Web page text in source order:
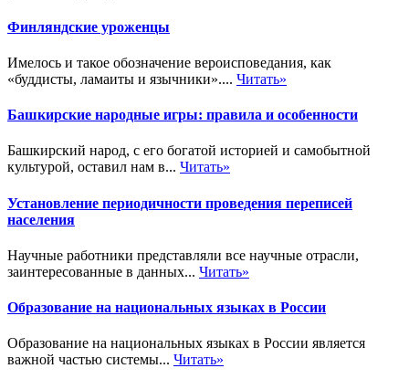
Финляндские уроженцы
Имелось и такое обозначение вероисповедания, как
«буддисты, ламаиты и язычники».... Читать»
Башкирские народные игры: правила и особенности
Башкирский народ, с его богатой историей и самобытной
культурой, оставил нам в... Читать»
Установление периодичности проведения переписей
населения
Научные работники представляли все научные отрасли,
заинтересованные в данных... Читать»
Образование на национальных языках в России
Образование на национальных языках в России является
важной частью системы... Читать»